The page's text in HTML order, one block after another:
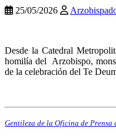
25/05/2026
Desde la Catedral
homilía del Arzobispo,
de la celebración del Te
Gentileza de la Oficina de Prensa